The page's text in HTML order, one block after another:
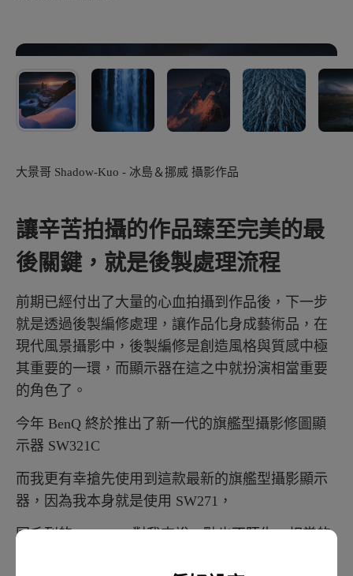
大景哥 Shadow-Kuo - 冰島＆挪威 攝影作品
讓辛苦拍攝的作品臻至完美的最
後關鍵，就是後製處理流程
前期已經付出了大量的心血拍攝到作品後，下一步
就是透過後製編修處理，讓作品化身成藝術品，在
現代風景攝影中，後製編修是創造風格與質感中極
其重要的一環，而顯示器在這之中就扮演相當重要
的角色了。
今年 BenQ 終於推出了新一代的旗艦型攝影修圖顯
示器 SW321C
而我更有幸搶先使用到這款最新的旗艦型攝影顯示
器，因為我本身就是使用 SW271，
同系列的 SW321C 對我來說一點也不陌生，相當的